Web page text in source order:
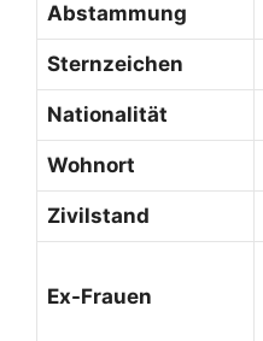
Abstammung
Sternzeichen
Nationalität
Wohnort
Zivilstand
Ex-Frauen